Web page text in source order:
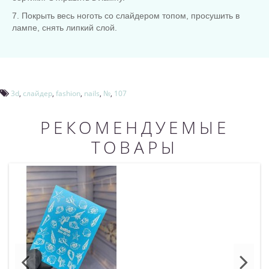
7. Покрыть весь ноготь со слайдером топом, просушить в
лампе, снять липкий слой.
3d, слайдер, fashion, nails, №, 107
РЕКОМЕНДУЕМЫЕ
ТОВАРЫ